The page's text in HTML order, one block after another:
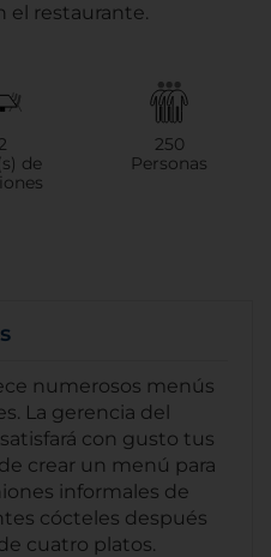
el restaurante.
2
de
250
Personas
numerosos menús
La gerencia del
con gusto tus
crear un menú para
informales de
cócteles después
cuatro platos.